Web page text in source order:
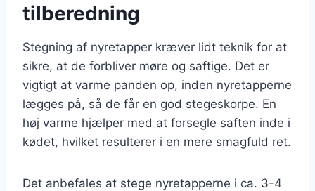
tilberedning
Stegning af nyretapper kræver lidt teknik for at
sikre, at de forbliver møre og saftige. Det er
vigtigt at varme panden op, inden nyretapperne
lægges på, så de får en god stegeskorpe. En
høj varme hjælper med at forsegle saften inde i
kødet, hvilket resulterer i en mere smagfuld ret.
Det anbefales at stege nyretapperne i ca. 3-4